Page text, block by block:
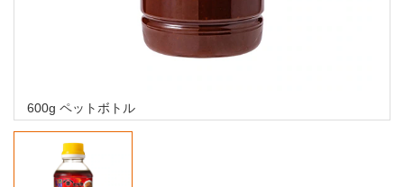
600g ペットボトル